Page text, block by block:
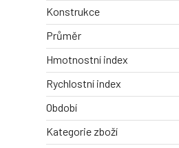
Konstrukce
Průměr
Hmotnostní index
Rychlostní index
Období
Kategorie zboží